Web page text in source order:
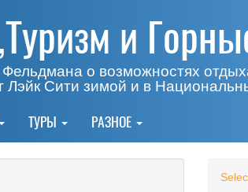
и
о возможностях
Лэйк Сити зимой и в
ТУРЫ РАЗНОЕ